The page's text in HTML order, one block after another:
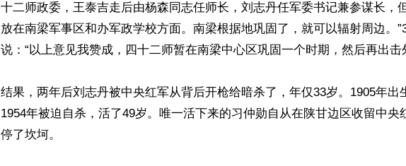
十二师政委，王泰吉走后由杨森同志任师长，刘志丹任军委书记兼参谋长，
放在南梁军事区和办军政学校方面。南梁根据地巩固了，就可以辐射周边。
说：“以上意见我赞成，四十二师暂在南梁中心区巩固一个时期，然后再出击
结果，两年后刘志丹被中央红军从背后开枪给暗杀了，年仅33岁。1905年出
1954年被迫自杀，活了49岁。唯一活下来的习仲勋自从在陕甘边区收留中央
停了坎坷。